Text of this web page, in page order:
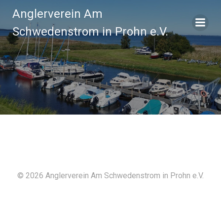
springen
Anglerverein Am
Schwedenstrom in Prohn e.V.
© 2026 Anglerverein Am Schwedenstrom in Prohn e.V.